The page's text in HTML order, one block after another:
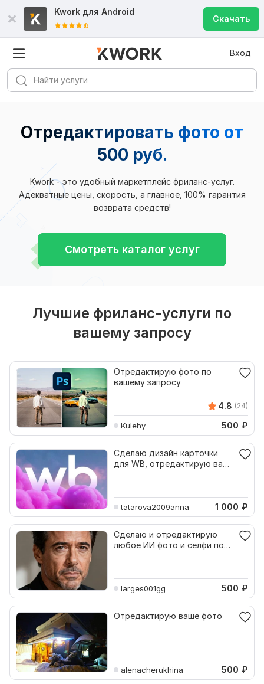
Kwork для Android
Скачать
Вход
Отредактировать фото от
500 руб.
Kwork - это удобный маркетплейс фриланс-услуг.
Адекватные цены, скорость, а главное, 100% гарантия
возврата средств!
Смотреть каталог услуг
Лучшие фриланс-услуги по
вашему запросу
Отредактирую фото по
вашему запросу
4.8 (24)
Kulehy 500 ₽
Сделаю дизайн карточки
для WB, отредактирую ваши
tatarova2009anna 1 000 ₽
Сделаю и отредактирую
любое ИИ фото и селфи по
larges001gg 500 ₽
Отредактирую ваше фото
alenacherukhina 500 ₽